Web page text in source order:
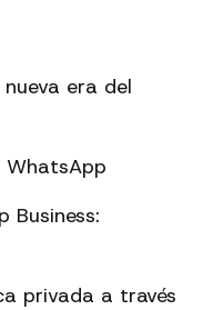
era del
Business:
privada a través